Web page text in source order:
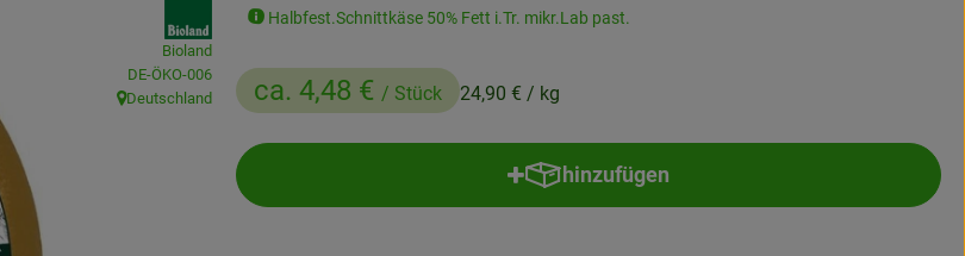
Halbfest.Schnittkäse 50% Fett i.Tr. mikr.Lab past.
ca. 4,48 € / Stück 24,90 € / kg
Bioland
, Kontrollstelle:
DE-ÖKO-006
, Herkunft:
Deutschland
hinzufügen
Produkt zum Warenkorb hinzufügen